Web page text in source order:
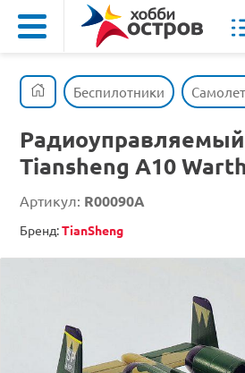
Беспилотники
Tiansheng A10
Артикул: R00090A
Бренд:TianSheng